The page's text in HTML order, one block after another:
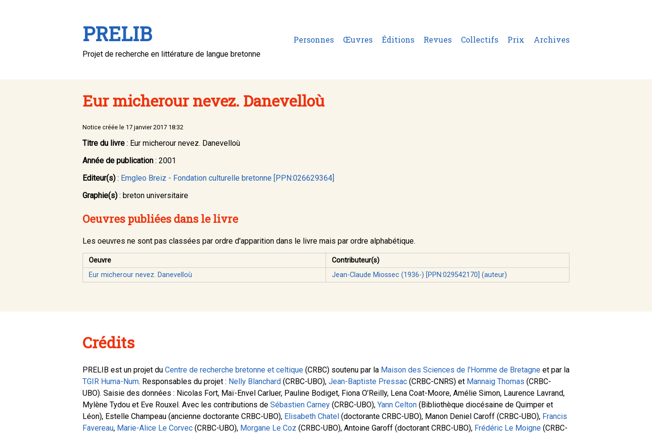
PRELIB
Projet de recherche en littérature de langue bretonne
Personnes Œuvres Éditions Revues Collectifs Prix Archives
Eur micherour nevez. Danevelloù
Notice créée le 17 janvier 2017 18:32
Titre du livre : Eur micherour nevez. Danevelloù
Année de publication : 2001
Editeur(s) : Emgleo Breiz - Fondation culturelle bretonne [PPN:026629364]
Graphie(s) : breton universitaire
Oeuvres publiées dans le livre
Les oeuvres ne sont pas classées par ordre d'apparition dans le livre mais par ordre alphabétique.
Oeuvre
Contributeur(s)
Eur micherour nevez. Danevelloù
Jean-Claude Miossec (1936-) [PPN:029542170] (auteur)
Crédits
PRELIB est un projet du Centre de recherche bretonne et celtique (CRBC) soutenu par la Maison des Sciences de l'Homme de Bretagne et par la
TGIR Huma-Num. Responsables du projet : Nelly Blanchard (CRBC-UBO), Jean-Baptiste Pressac (CRBC-CNRS) et Mannaig Thomas (CRBC-
UBO). Saisie des données : Nicolas Fort, Maï-Envel Carluer, Pauline Bodiget, Fiona O’Reilly, Lena Coat-Moore, Amélie Simon, Laurence Lavrand,
Mylène Tydou et Eve Rouxel. Avec les contributions de Sébastien Carney (CRBC-UBO), Yann Celton (Bibliothèque diocésaine de Quimper et
Léon), Estelle Champeau (ancienne doctorante CRBC-UBO), Elisabeth Chatel (doctorante CRBC-UBO), Manon Deniel Caroff (CRBC-UBO), Francis
Favereau, Marie-Alice Le Corvec (CRBC-UBO), Morgane Le Coz (CRBC-UBO), Antoine Garoff (doctorant CRBC-UBO), Frédéric Le Moigne (CRBC-